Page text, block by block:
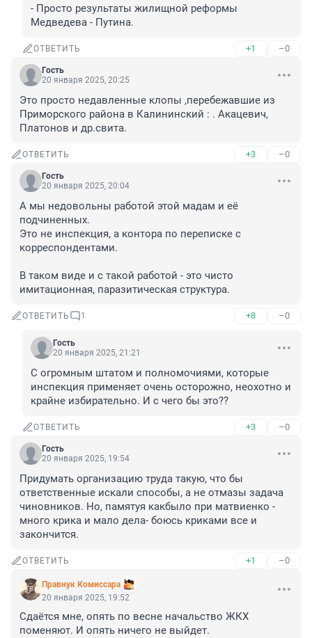
- Просто результаты жилищной реформы
Медведева - Путина.
ОТВЕТИТЬ +1 –0
Гость
20 января 2025, 20:25
Это просто недавленные клопы ,перебежавшие из
Приморского района в Калининский : . Акацевич,
Платонов и др.свита.
ОТВЕТИТЬ +3 –0
Гость
20 января 2025, 20:04
А мы недовольны работой этой мадам и её
подчиненных.
Это не инспекция, а контора по переписке с
корреспондентами.
В таком виде и с такой работой - это чисто
имитационная, паразитическая структура.
ОТВЕТИТЬ 1 +8 –0
Гость
20 января 2025, 21:21
С огромным штатом и полномочиями, которые
инспекция применяет очень осторожно, неохотно и
крайне избирательно. И с чего бы это??
ОТВЕТИТЬ +3 –0
Гость
20 января 2025, 19:54
Придумать организацию труда такую, что бы
ответственные искали способы, а не отмазы задача
чиновников. Но, памятуя какбыло при матвиенко -
много крика и мало дела- боюсь криками все и
закончится.
ОТВЕТИТЬ +1 –0
Правнук Комиссара
20 января 2025, 19:52
Сдаётся мне, опять по весне начальство ЖКХ
поменяют. И опять ничего не выйдет.